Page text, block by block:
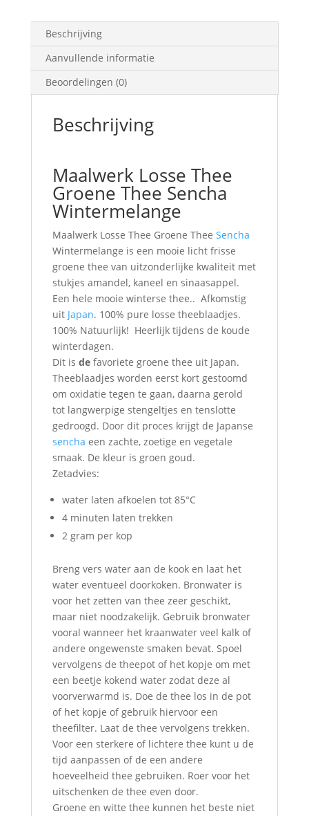
Beschrijving
Aanvullende informatie
Beoordelingen (0)
Beschrijving
Maalwerk Losse Thee
Groene Thee Sencha
Wintermelange
Maalwerk Losse Thee Groene Thee Sencha
Wintermelange is een mooie licht frisse
groene thee van uitzonderlijke kwaliteit met
stukjes amandel, kaneel en sinaasappel.
Een hele mooie winterse thee.. Afkomstig
uit Japan. 100% pure losse theeblaadjes.
100% Natuurlijk! Heerlijk tijdens de koude
winterdagen.
Dit is defavoriete groene thee uit Japan.
Theeblaadjes worden eerst kort gestoomd
om oxidatie tegen te gaan, daarna gerold
tot langwerpige stengeltjes en tenslotte
gedroogd. Door dit proces krijgt de Japanse
sencha een zachte, zoetige en vegetale
smaak. De kleur is groen goud.
Zetadvies:
water laten afkoelen tot 85°C
4 minuten laten trekken
2 gram per kop
Breng vers water aan de kook en laat het
water eventueel doorkoken. Bronwater is
voor het zetten van thee zeer geschikt,
maar niet noodzakelijk. Gebruik bronwater
vooral wanneer het kraanwater veel kalk of
andere ongewenste smaken bevat. Spoel
vervolgens de theepot of het kopje om met
een beetje kokend water zodat deze al
voorverwarmd is. Doe de thee los in de pot
of het kopje of gebruik hiervoor een
theefilter. Laat de thee vervolgens trekken.
Voor een sterkere of lichtere thee kunt u de
tijd aanpassen of de een andere
hoeveelheid thee gebruiken. Roer voor het
uitschenken de thee even door.
Groene en witte thee kunnen het beste niet